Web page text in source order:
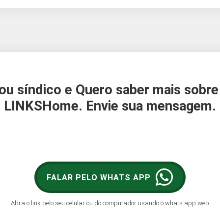
síndico e Quero saber mais
LINKSHome. Envie sua mensagem.
FALAR PELO WHATS APP
Abra o link pelo seu celular ou do computador usando o whats app web